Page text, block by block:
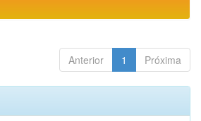
Anterior 1 Próxima